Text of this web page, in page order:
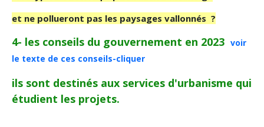
et ne pollueront pas les paysages vallonnés ?
4- les conseils du gouvernement en 2023 voir
le texte de ces conseils-cliquer
ils sont destinés aux services d'urbanisme qui
étudient les projets.